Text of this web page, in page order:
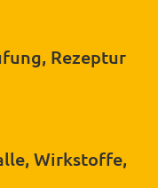
Rezeptur
Wirkstoffe,